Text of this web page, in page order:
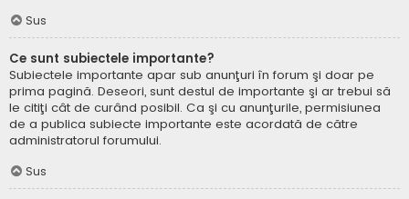
Sus
Ce sunt subiectele importante?
Subiectele importante apar sub anunţuri în forum şi doar pe
prima pagină. Deseori, sunt destul de importante şi ar trebui să
le citiţi cât de curând posibil. Ca şi cu anunţurile, permisiunea
de a publica subiecte importante este acordată de către
administratorul forumului.
Sus